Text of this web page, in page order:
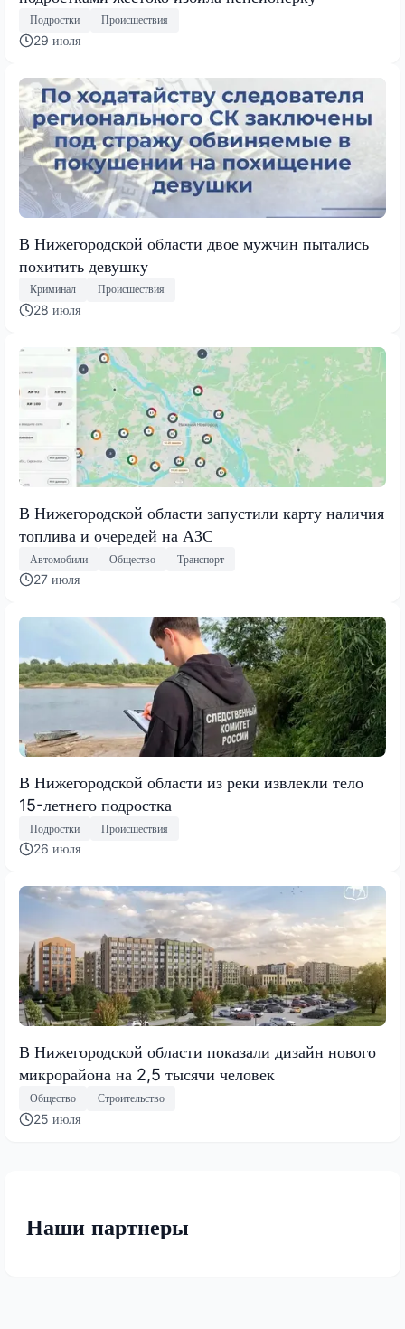
Подростки Происшествия
29 июля
В Нижегородской области двое мужчин пытались
похитить девушку
Криминал Происшествия
28 июля
В Нижегородской области запустили карту наличия
топлива и очередей на АЗС
Автомобили Общество Транспорт
27 июля
В Нижегородской области из реки извлекли тело
15-летнего подростка
Подростки Происшествия
26 июля
В Нижегородской области показали дизайн нового
микрорайона на 2,5 тысячи человек
Общество Строительство
25 июля
Наши партнеры